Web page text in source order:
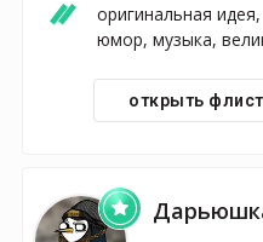
оригинальная
юмор, музыка,
открыть флист